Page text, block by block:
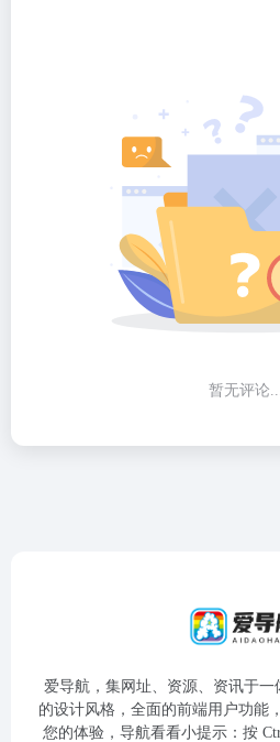
暂无评论
爱导航，集网址、资源、资讯于
的设计风格，全面的前端用户功能
您的体验，导航看看小提示：按